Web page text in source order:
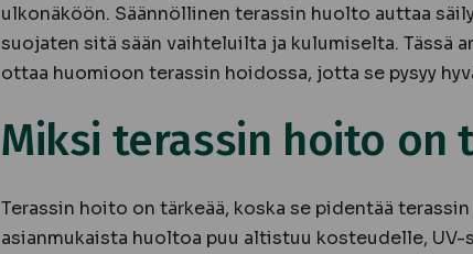
ulkonäköön. Säännöllinen terassin huolto auttaa
suojaten sitä sään vaihteluilta ja kulumiselta. Tässä
ottaa huomioon terassin hoidossa, jotta se pysyy
Miksi terassin hoito on
Terassin hoito on tärkeää, koska se pidentää
asianmukaista huoltoa puu altistuu kosteudelle,